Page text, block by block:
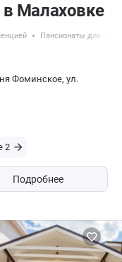
в Малаховке
Пансионаты для
Фоминское, ул.
2
Подробнее